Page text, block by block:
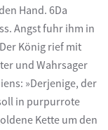
Hand. 6Da
Angst fuhr ihm in
König rief mit
und Wahrsager
»Derjenige, der
in purpurrote
Kette um den